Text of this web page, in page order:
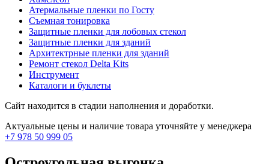
Атермальные пленки по Госту
Съемная тонировка
Защитные пленки для лобовых стекол
Защитные пленки для зданий
Архитектрные пленки для зданий
Ремонт стекол Delta Kits
Инструмент
Каталоги и буклеты
Сайт находится в стадии наполнения и доработки.
Актуальные цены и наличие товара уточняйте у менеджера
+7 978 50 999 05